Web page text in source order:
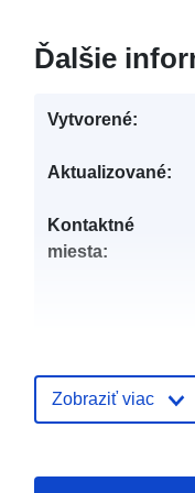
Ďalšie
Vytvorené:
Aktualizované:
Kontaktné
miesta:
záznam:
Zobraziť viac